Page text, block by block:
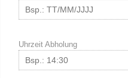
Uhrzeit Abholung